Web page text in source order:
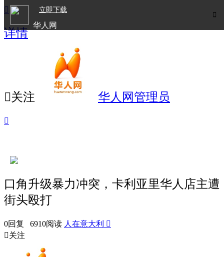

立即下载
华人网

详情
关注 华人网管理员

口角升级暴力冲突，卡利亚里华人店主遭
街头殴打
0回复 6910阅读 人在意大利 
关注